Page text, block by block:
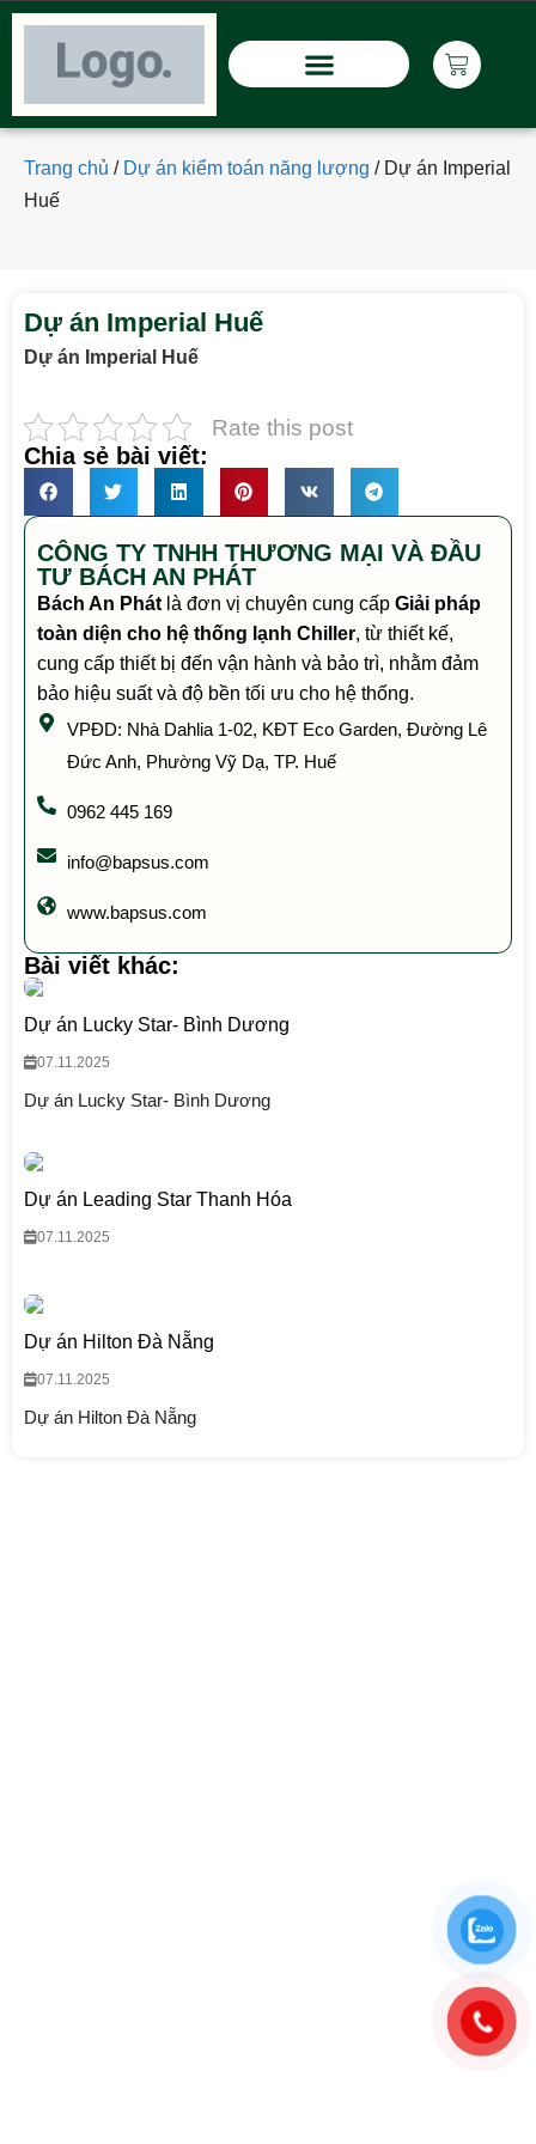
Trang chủ / Dự án kiểm toán năng lượng / Dự án Imperial
Huế
Dự án Imperial Huế
Dự án Imperial Huế
Rate this post
Chia sẻ bài viết:
CÔNG TY TNHH THƯƠNG MẠI VÀ ĐẦU
TƯ BÁCH AN PHÁT
Bách An Phát là đơn vị chuyên cung cấp Giải pháp
toàn diện cho hệ thống lạnh Chiller, từ thiết kế,
cung cấp thiết bị đến vận hành và bảo trì, nhằm đảm
bảo hiệu suất và độ bền tối ưu cho hệ thống.
VPĐD: Nhà Dahlia 1-02, KĐT Eco Garden, Đường Lê
Đức Anh, Phường Vỹ Dạ, TP. Huế
0962 445 169
info@bapsus.com
www.bapsus.com
Bài viết khác:
Dự án Lucky Star- Bình Dương
07.11.2025
Dự án Lucky Star- Bình Dương
Dự án Leading Star Thanh Hóa
07.11.2025
Dự án Hilton Đà Nẵng
07.11.2025
Dự án Hilton Đà Nẵng